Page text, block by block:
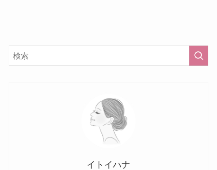
イトイハナ